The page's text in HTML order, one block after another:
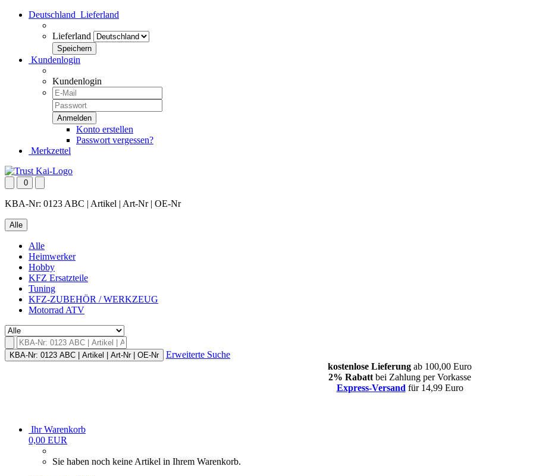
Deutschland Lieferland
Lieferland
Kundenlogin
Kundenlogin
Konto erstellen
Passwort vergessen?
Merkzettel
0
KBA-Nr: 0123 ABC | Artikel | Art-Nr | OE-Nr
Alle
Alle
Heimwerker
Hobby
KFZ Ersatzteile
Tuning
KFZ-ZUBEHÖR / WERKZEUG
Motorrad ATV
KBA-Nr: 0123 ABC | Artikel | Art-Nr | OE-Nr
Erweiterte Suche
kostenlose Lieferung ab 100,00 Euro
2% Rabatt bei Zahlung per Vorkasse
Express-Versand für 14,99 Euro
Ihr Warenkorb
0,00 EUR
Sie haben noch keine Artikel in Ihrem Warenkorb.